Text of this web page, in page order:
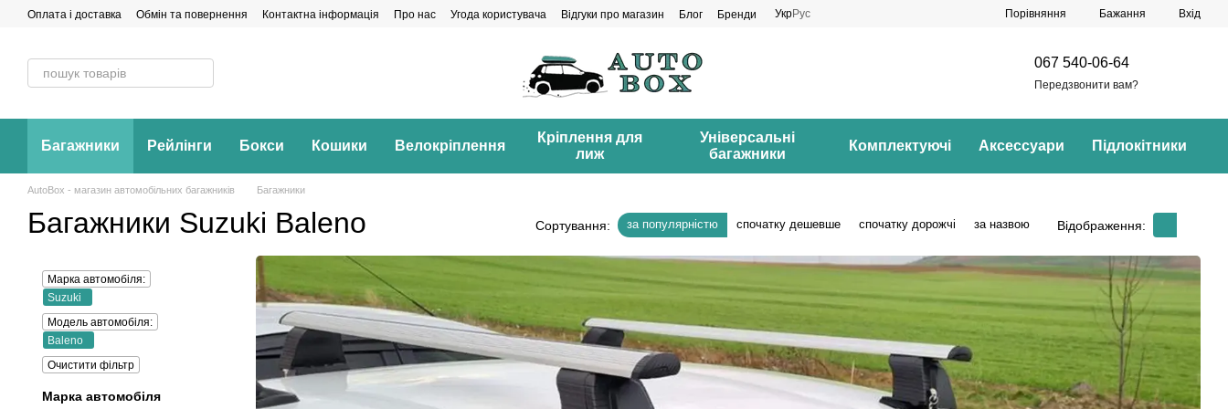
Перейти до основного контенту
Оплата і доставка Обмін та повернення Контактна інформація Про нас Угода користувача Відгуки про магазин Блог Бренди УкрРус Порівняння Бажання Вхід
067 540-06-64
Передзвонити вам?
Багажники Рейлінги Бокси Кошики Велокріплення
Кріплення для
лиж
Універсальні
багажники
Комплектуючі Аксессуари Підлокітники
AutoBox - магазин автомобільних багажників Багажники
Багажники Suzuki Baleno Сортування: за популярністю спочатку дешевше спочатку дорожчі за назвою Відображення:
Марка автомобіля:
Suzuki
Модель автомобіля:
Baleno
Очистити фільтр
Марка автомобіля